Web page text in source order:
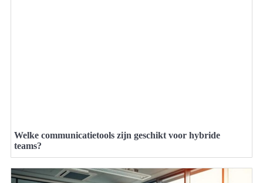
Welke communicatietools zijn geschikt voor hybride
teams?